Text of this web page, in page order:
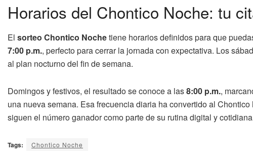
Horarios del Chontico Noche: tu
El sorteo Chontico Nochetiene horarios definidos para que
7:00 p.m., perfecto para cerrar la jornada con expectativa. Los
al plan nocturno del fin de semana.
Domingos y festivos, el resultado se conoce a las8:00 p.m.,
una nueva semana. Esa frecuencia diaria ha convertido al
siguen el número ganador como parte de su rutina digital y
Tags: Chontico Noche